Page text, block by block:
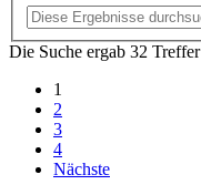
Die Suche ergab 32 Treffer
1
2
3
4
Nächste